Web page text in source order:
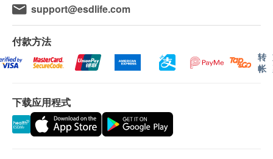
送货服务不适用於偏远地区（例如：禁区）、离
岛、愉景湾、流浮山、马湾（东涌市镇除外）等地
区、某些偏远区域或屈臣氏蒸馏水车辆难以到达地
方及位于无升降机设施的楼层或相应的送货路程。
不排除运送时间会因节日而有所影响。当八号烈风
会延迟。
所有订单须视乎相关货品的供应情况再作最后确
认。倘若生活容易未能提供任何订单上的货品，生
support@esdlife.com
付款方法
转
帐
下载应用程式